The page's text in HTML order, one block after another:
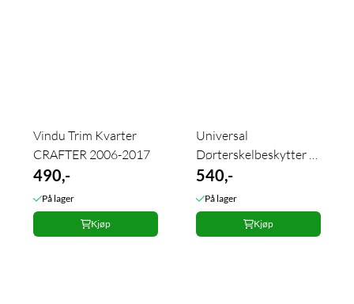
Vindu Trim Kvarter
CRAFTER 2006-2017
490,-
På lager
Kjøp
Universal
Dørterskelbeskytter 4
stk.
540,-
På lager
Kjøp